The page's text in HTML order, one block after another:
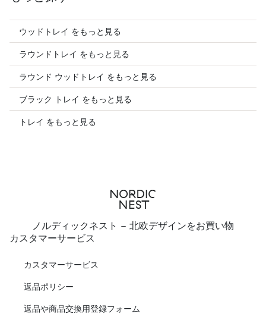
ウッドトレイ をもっと見る
ラウンドトレイ をもっと見る
ラウンド ウッドトレイ をもっと見る
ブラック トレイ をもっと見る
トレイ をもっと見る
ノルディックネスト - 北欧デザインをお買い物
カスタマーサービス
カスタマーサービス
返品ポリシー
返品や商品交換用登録フォーム